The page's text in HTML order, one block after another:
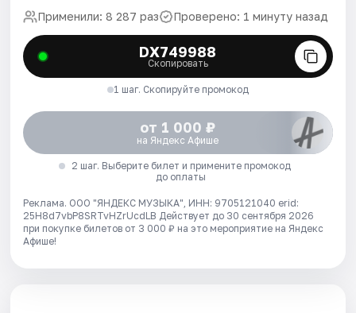
Применили: 8 287 раз Проверено: 1 минуту назад
DX749988
Скопировать
1 шаг. Скопируйте промокод
от 1 000 ₽
на Яндекс Афише
2 шаг. Выберите билет и примените промокод
до оплаты
Реклама. ООО "ЯНДЕКС МУЗЫКА", ИНН: 9705121040 erid:
25H8d7vbP8SRTvHZrUcdLB Действует до 30 сентября 2026
при покупке билетов от 3 000 ₽ на это мероприятие на Яндекс
Афише!